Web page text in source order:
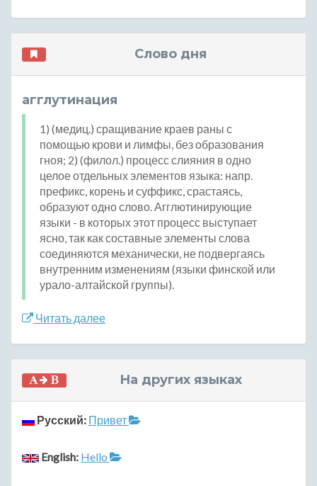
Слово дня
агглутинация
1) (медиц.) сращивание краев раны с
помощью крови и лимфы, без образования
гноя; 2) (филол.) процесс слияния в одно
целое отдельных элементов языка: напр.
префикс, корень и суффикс, срастаясь,
образуют одно слово. Агглютинирующие
языки - в которых этот процесс выступает
ясно, так как составные элементы слова
соединяются механически, не подвергаясь
внутренним изменениям (языки финской или
урало-алтайской группы).
Читать далее
На других языках
Русский: Привет
English: Hello